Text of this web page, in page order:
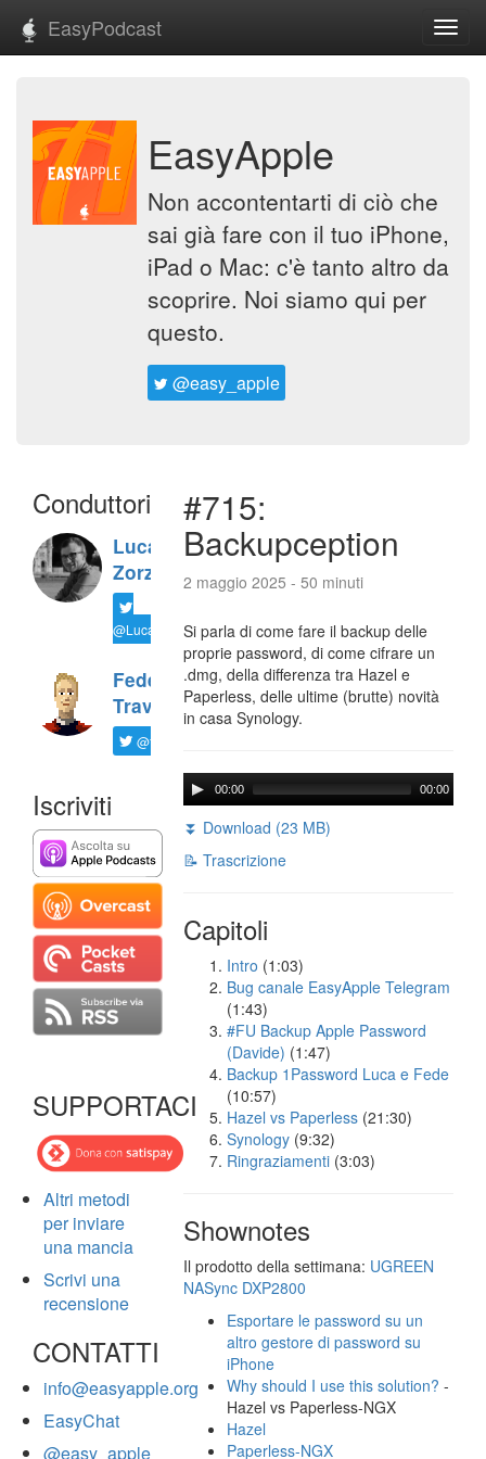
EasyPodcast
EasyApple
Non accontentarti di ciò che
sai già fare con il tuo iPhone,
iPad o Mac: c'è tanto altro da
scoprire. Noi siamo qui per
questo.
@easy_apple
Conduttori
Luca
Zorzi
@LucaTNT
Federico
Travaini
@ftrava
Iscriviti
SUPPORTACI
Altri metodi
per inviare
una mancia
Scrivi una
recensione
CONTATTI
info@easyapple.org
EasyChat
@easy_apple
#715:
Backupception
2 maggio 2025 - 50 minuti
Si parla di come fare il backup delle
proprie password, di come cifrare un
.dmg, della differenza tra Hazel e
Paperless, delle ultime (brutte) novità
in casa Synology.
00:00 00:00
⏬ Download (23 MB)
📝 Trascrizione
Capitoli
Intro (1:03)
Bug canale EasyApple Telegram
(1:43)
#FU Backup Apple Password
(Davide) (1:47)
Backup 1Password Luca e Fede
(10:57)
Hazel vs Paperless (21:30)
Synology (9:32)
Ringraziamenti (3:03)
Shownotes
Il prodotto della settimana: UGREEN
NASync DXP2800
Esportare le password su un
altro gestore di password su
iPhone
Why should I use this solution? -
Hazel vs Paperless-NGX
Hazel
Paperless-NGX